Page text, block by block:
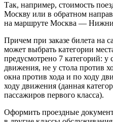
Так, например, стоимость
Москву или в обратном
на маршруте Москва —
Причем при заказе билета
может выбрать категории
предусмотрено 7 категорий: у
движения, не у стола против
окна против хода и по ходу
ходу движения (данная
пассажиров первого класса).
Оформить проездные